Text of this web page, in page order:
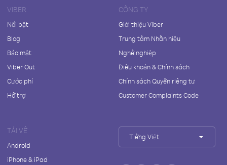
VIBER
Nổi bật
Blog
Bảo mật
Viber Out
Cước phí
Hỗ trợ
CÔNG TY
Giới thiệu Viber
Trung tâm Nhãn hiệu
Nghề nghiệp
Điều khoản & Chính sách
Chính sách Quyền riêng tư
Customer Complaints Code
TẢI VỀ
Android
iPhone & iPad
Tiếng Việt